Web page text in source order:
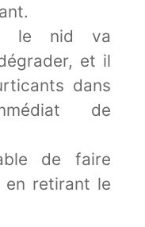
le nid va
et il
dans
de
de faire
en retirant le